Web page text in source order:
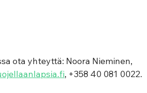
ota yhteyttä: Noora Nieminen,
, +358 40 081 0022.